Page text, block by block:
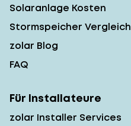
Solaranlage Kosten
Stormspeicher Vergleich
zolar Blog
FAQ
Für Installateure
zolar Installer Services